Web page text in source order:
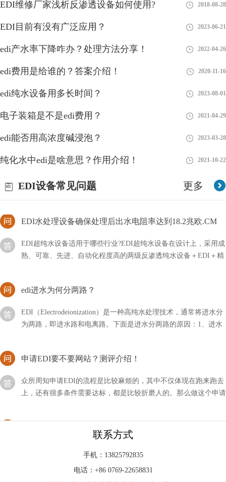
EDI维修厂家浅析反渗透设备如何使用? 2018-08-28
EDI目前有没有广泛应用？ 2023-06-21
edi产水率下降咋办？处理方法分享！ 2022-04-26
edi费用是给谁的？答案介绍！ 2020-11-16
edi纯水设备用多长时间？ 2023-08-01
电子装箱是不是edi费用？ 2021-04-29
edi能否用高浓度碱浸泡？ 2023-03-28
纯化水中edi是啥意思？作用介绍！ 2021-10-22
更多
EDI设备常见问题
edi的通信方式有哪几种？
edi所代表的含义非常多，其中通信也是属于其中的一种，它是一
方式主要有哪几种？
EDI水处理设备主要是针对水中含有大量的氟元素进行
EDI水处理设备主要是针对水中含有大量的氟元素进行过滤去除的
除氟设备，即可清除干净水中的氟
熟、可靠、先进、自动化程度高的两级反渗透纯水设备＋EDI＋精
混床除盐水处理工艺，EDI水处理设备确保处理后
为两路，即进水路和电离路。下面是进水分两路的原因：1、进水
路：进水路是EDI系统中的第一道
上，还有很多条件需要达标，都是比较折磨人的。那么做这个申请
要不要网站测评呢？
edi膜堆很多厂家都会有生产，但是选择好一些的产品却是我们头
联系方式
手机：13825792835
电话：+86 0769-22658831